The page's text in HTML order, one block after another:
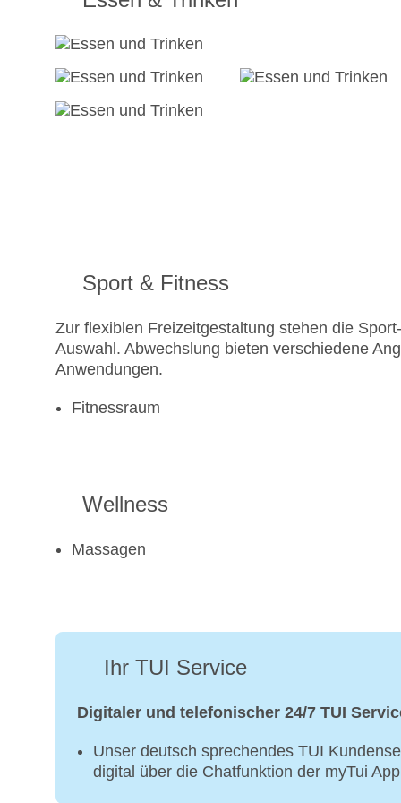
Sport & Fitness
Zur flexiblen Freizeitgestaltung stehen die
Auswahl. Abwechslung bieten verschiedene
Anwendungen.
Fitnessraum
Wellness
Massagen
Ihr TUI Service
Digitaler und telefonischer 24/7 TUI
Unser deutsch sprechendes TUI
digital über die Chatfunktion der myTui